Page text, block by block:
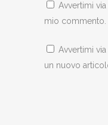
Avvertimi
mio commento.
Avvertimi
un nuovo